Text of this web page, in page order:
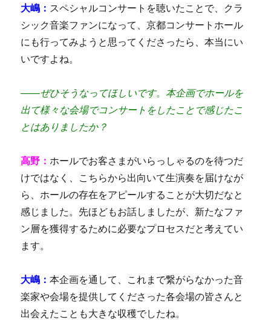
大嶋： スペシャルコンサートを聴いたことで、クラ
シック音楽ファンになって、京都コンサートホール
にも行ってみようと思ってくださったら、本当にい
いですよね。
――ぜひそうなってほしいです。本企画でホールを
出て様々な会場でコンサートをしたことで感じたこ
とはありましたか？
高野： ホールでお客さまがいらっしゃるのを待つだ
けではなく、こちらから出向いて生演奏を届けなが
ら、ホールの存在をアピールすることが大切だなと
感じました。先ほどもお話しましたが、新たなファ
ン層を獲得するために必要なプロセスだと考えてい
ます。
大嶋：本企画を通して、これまで繋がらなかった音
楽家や会場を提供してくださった各会場の皆さんと
出会えたことも大きな収穫でしたね。